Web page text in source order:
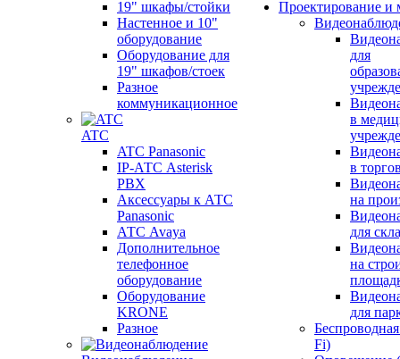
19" шкафы/стойки
Настенное и 10"
оборудование
Оборудование для
19" шкафов/стоек
Разное
коммуникационное
ATC
ATC Panasonic
IP-АТС Asterisk
PBX
Аксессуары к АТС
Panasonic
АТС Avaya
Дополнительное
телефонное
оборудование
Оборудование
KRONE
Разное
Проектирование и
для
в
в
на
для
на
для
Fi)